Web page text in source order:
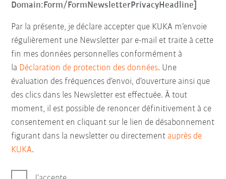
Domain:Form/FormNewsletterPrivacyHeadline]
Par la présente, je déclare accepter que KUKA m’envoie
régulièrement une Newsletter par e-mail et traite à cette
fin mes données personnelles conformément à
la Déclaration de protection des données. Une
évaluation des fréquences d’envoi, d’ouverture ainsi que
des clics dans les Newsletter est effectuée. À tout
moment, il est possible de renoncer définitivement à ce
consentement en cliquant sur le lien de désabonnement
figurant dans la newsletter ou directement auprès de
KUKA.